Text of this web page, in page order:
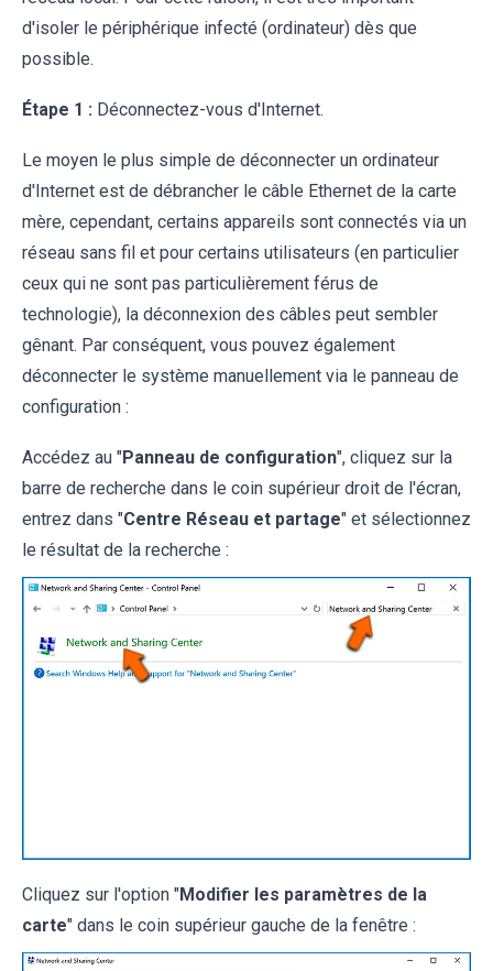
d'isoler le périphérique infecté (ordinateur) dès que
possible.
Étape 1 : Déconnectez-vous d'Internet.
Le moyen le plus simple de déconnecter un ordinateur
d'Internet est de débrancher le câble Ethernet de la carte
mère, cependant, certains appareils sont connectés via un
réseau sans fil et pour certains utilisateurs (en particulier
ceux qui ne sont pas particulièrement férus de
technologie), la déconnexion des câbles peut sembler
gênant. Par conséquent, vous pouvez également
déconnecter le système manuellement via le panneau de
configuration :
Accédez au "Panneau de configuration", cliquez sur la
barre de recherche dans le coin supérieur droit de l'écran,
entrez dans "Centre Réseau et partage" et sélectionnez
le résultat de la recherche :
Cliquez sur l'option "Modifier les paramètres de la
carte" dans le coin supérieur gauche de la fenêtre :